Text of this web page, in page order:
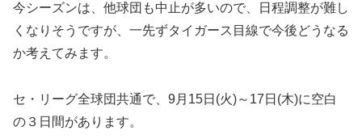
今シーズンは、他球団も中止が多いので、日程調整が難し
くなりそうですが、一先ずタイガース目線で今後どうなる
か考えてみます。
セ・リーグ全球団共通で、9月15日(火)～17日(木)に空白
の３日間があります。